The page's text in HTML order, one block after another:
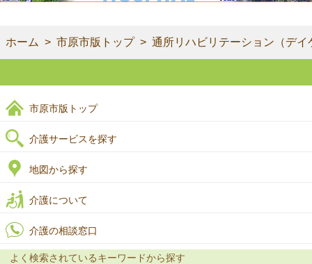
ホーム 市原市版トップ 通所リハビリテーション（デ
市原市版トップ
介護サービスを探す
地図から探す
介護について
介護の相談窓口
よく検索されているキーワードから探す